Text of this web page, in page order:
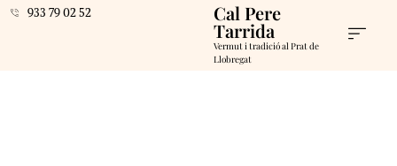
933 79 02 52 Cal Pere
Tarrida
Vermut i tradició al Prat de
Llobregat